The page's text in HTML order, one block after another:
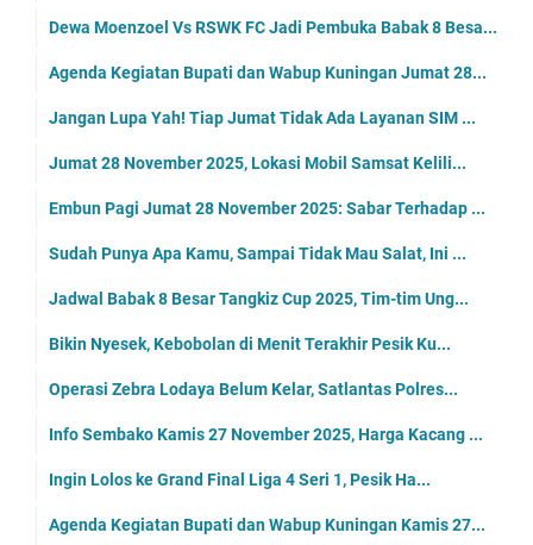
Dewa Moenzoel Vs RSWK FC Jadi Pembuka Babak 8 Besa...
Agenda Kegiatan Bupati dan Wabup Kuningan Jumat 28...
Jangan Lupa Yah! Tiap Jumat Tidak Ada Layanan SIM ...
Jumat 28 November 2025, Lokasi Mobil Samsat Kelili...
Embun Pagi Jumat 28 November 2025: Sabar Terhadap ...
Sudah Punya Apa Kamu, Sampai Tidak Mau Salat, Ini ...
Jadwal Babak 8 Besar Tangkiz Cup 2025, Tim-tim Ung...
Bikin Nyesek, Kebobolan di Menit Terakhir Pesik Ku...
Operasi Zebra Lodaya Belum Kelar, Satlantas Polres...
Info Sembako Kamis 27 November 2025, Harga Kacang ...
Ingin Lolos ke Grand Final Liga 4 Seri 1, Pesik Ha...
Agenda Kegiatan Bupati dan Wabup Kuningan Kamis 27...